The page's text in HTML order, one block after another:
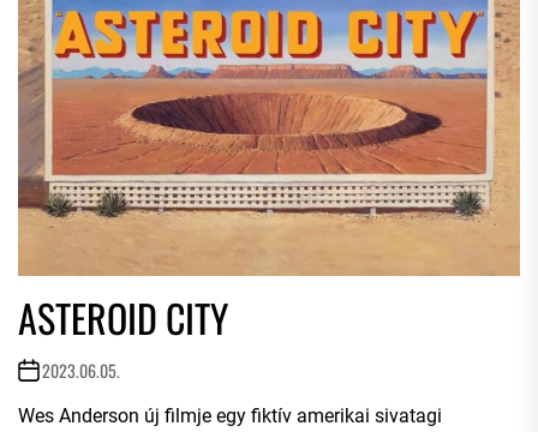
ASTEROID CITY
2023.06.05.
Wes Anderson új filmje egy fiktív amerikai sivatagi